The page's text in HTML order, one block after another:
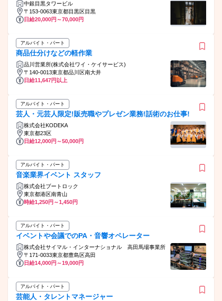
中銀目黒タワービル
〒153-0063東京都目黒区目黒
日給20,000円～70,000円
アルバイト・パート
商品仕分けなどの軽作業
品川営業所(株式会社ワイ・ケイサービス)
〒140-0013東京都品川区南大井
日給11,647円以上
アルバイト・パート
芸人・元芸人限定!販売職やプレゼン業務!話術のお仕事!
株式会社KODEKA
東京都23区
日給12,000円～50,000円
アルバイト・パート
音楽業界イベント スタッフ
株式会社ブートロック
東京都港区南青山
時給1,250円～1,450円
アルバイト・パート
イベントや会議でのPA・音響オペレーター
株式会社サイマル・インターナショナル 高田馬場事業所
〒171-0033東京都豊島区高田
日給14,000円～19,000円
アルバイト・パート
芸能人・タレントマネージャー